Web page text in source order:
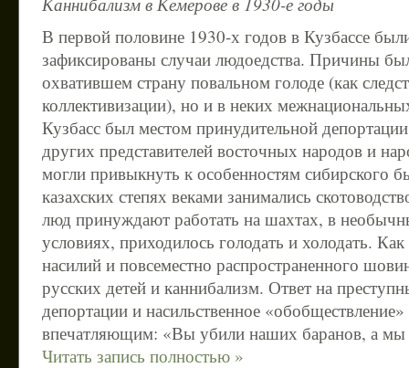
В первой половине 1930-х годов в Кузбассе
зафиксированы случаи людоедства. Причины
охватившем страну повальном голоде (как
коллективизации), но и в неких
Кузбасс был местом принудительной
других представителей восточных народов и
могли привыкнуть к особенностям сибирского
казахских степях веками занимались
люд принуждают работать на шахтах, в
условиях, приходилось голодать и холодать.
насилий и повсеместно распространенного
русских детей и каннибализм. Ответ на
депортации и насильственное
впечатляющим: «Вы убили наших баранов, а мы
Читать запись полностью »